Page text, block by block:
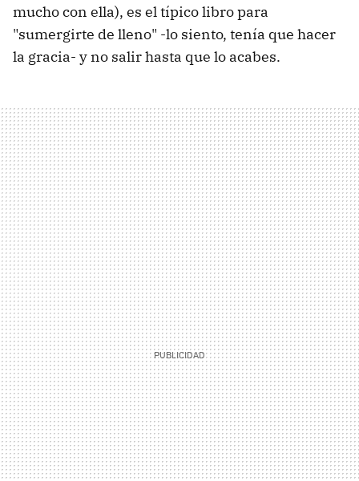
mucho con ella), es el típico libro para
"sumergirte de lleno" -lo siento, tenía que hacer
la gracia- y no salir hasta que lo acabes.